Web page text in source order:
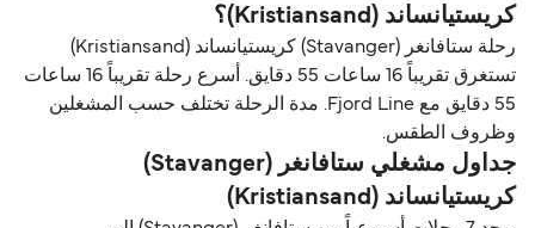
كريستيانساند (Kristiansand)؟
رحلة ستافانغر (Stavanger) كريستيانساند (Kristiansand)
تستغرق تقريباً 16 ساعات 55 دقايق. أسرع رحلة تقريباً 16 ساعات
55 دقايق مع Fjord Line. مدة الرحلة تختلف حسب المشغلين
وظروف الطقس.
جداول مشغلي ستافانغر (Stavanger)
كريستيانساند (Kristiansand)